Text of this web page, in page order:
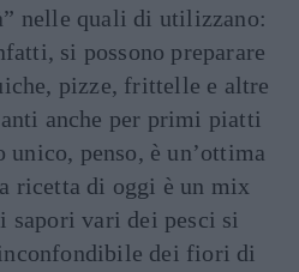
nelle quali di utilizzano:
si possono preparare
pizze, frittelle e altre
anche per primi piatti
penso, è un’ottima
ricetta di oggi è un mix
sapori vari dei pesci si
dei fiori di